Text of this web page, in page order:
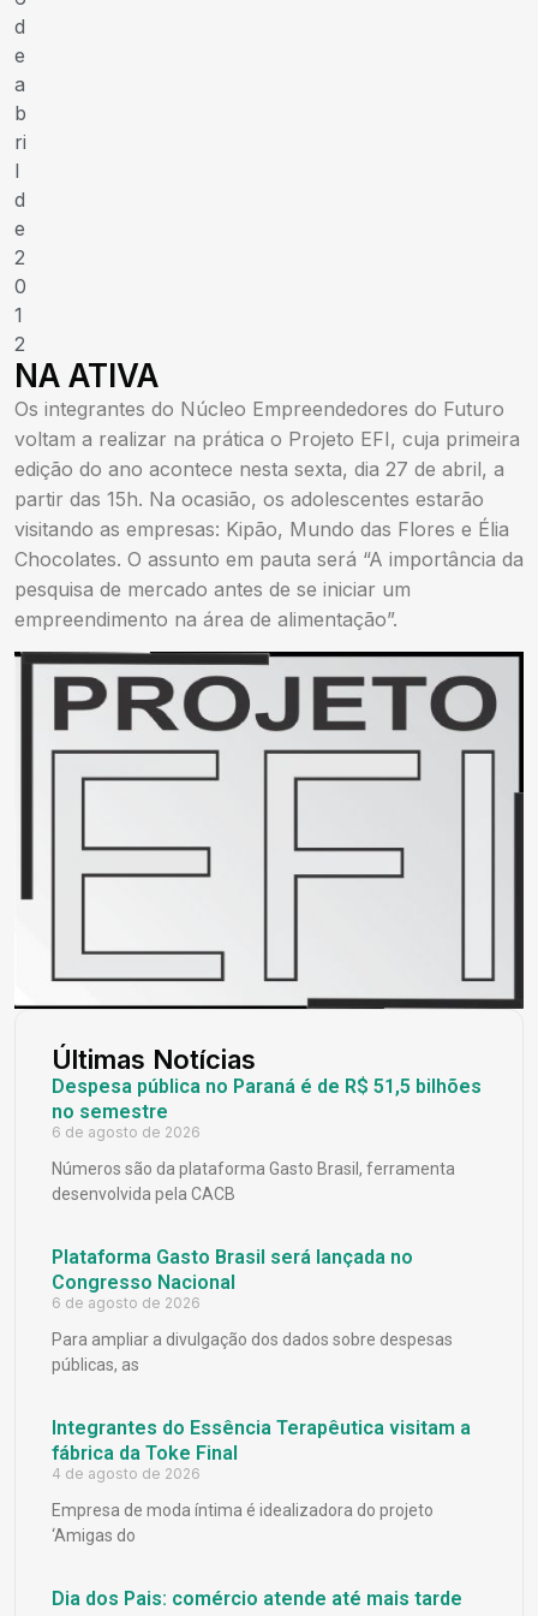
d
e
a
b
ri
l
d
e
2
0
1
2
NA ATIVA
Os integrantes do Núcleo Empreendedores do Futuro
voltam a realizar na prática o Projeto EFI, cuja primeira
edição do ano acontece nesta sexta, dia 27 de abril, a
partir das 15h. Na ocasião, os adolescentes estarão
visitando as empresas: Kipão, Mundo das Flores e Élia
Chocolates. O assunto em pauta será “A importância da
pesquisa de mercado antes de se iniciar um
empreendimento na área de alimentação”.
Últimas Notícias
Despesa pública no Paraná é de R$ 51,5 bilhões
no semestre
6 de agosto de 2026
Números são da plataforma Gasto Brasil, ferramenta
desenvolvida pela CACB
Plataforma Gasto Brasil será lançada no
Congresso Nacional
6 de agosto de 2026
Para ampliar a divulgação dos dados sobre despesas
públicas, as
Integrantes do Essência Terapêutica visitam a
fábrica da Toke Final
4 de agosto de 2026
Empresa de moda íntima é idealizadora do projeto
‘Amigas do
Dia dos Pais: comércio atende até mais tarde